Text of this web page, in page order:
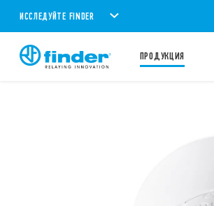
ИССЛЕДУЙТЕ FINDER
ПРОДУКЦИЯ